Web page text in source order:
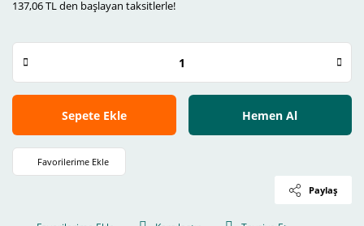
137,06 TL den başlayan taksitlerle!
Sepete Ekle Hemen Al
Paylaş